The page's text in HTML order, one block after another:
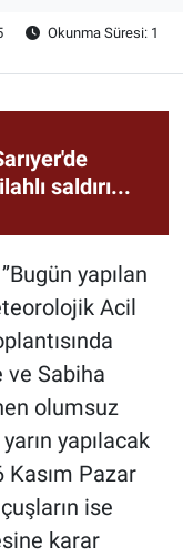
Okunma Süresi: 1
saldırı...
yapılan
Acil
ve Sabiha
olumsuz
yapılacak
Kasım Pazar
ise
karar